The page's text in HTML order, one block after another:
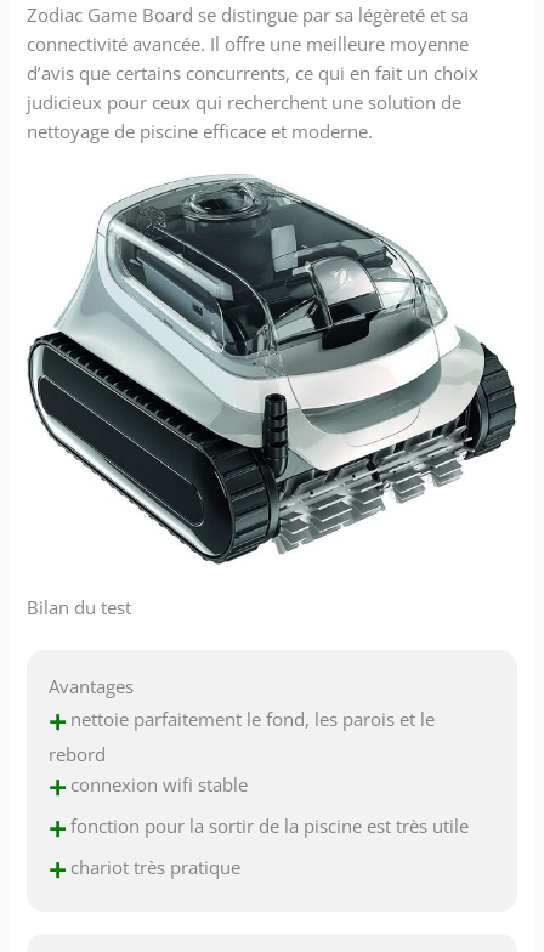
Zodiac Game Board se distingue par sa légèreté et sa
connectivité avancée. Il offre une meilleure moyenne
d’avis que certains concurrents, ce qui en fait un choix
judicieux pour ceux qui recherchent une solution de
nettoyage de piscine efficace et moderne.
Bilan du test
Avantages
+ nettoie parfaitement le fond, les parois et le
rebord
+ connexion wifi stable
+ fonction pour la sortir de la piscine est très utile
+ chariot très pratique